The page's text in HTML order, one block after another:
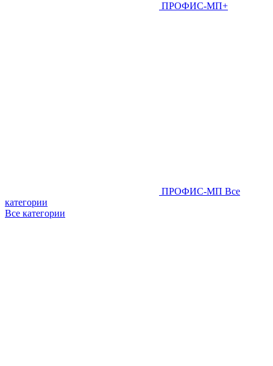
ПРОФИС-МП+
ПРОФИС-МП Все
категории
Все категории